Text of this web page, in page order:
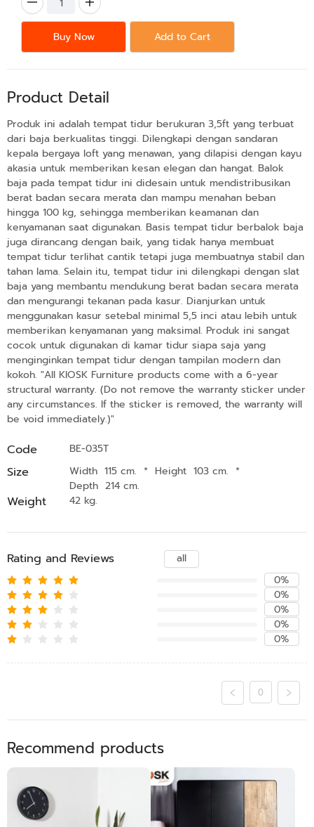
Buy Now Add to Cart
Product Detail
Produk ini adalah tempat tidur berukuran 3,5ft yang terbuat
dari baja berkualitas tinggi. Dilengkapi dengan sandaran
kepala bergaya loft yang menawan, yang dilapisi dengan kayu
akasia untuk memberikan kesan elegan dan hangat. Balok
baja pada tempat tidur ini didesain untuk mendistribusikan
berat badan secara merata dan mampu menahan beban
hingga 100 kg, sehingga memberikan keamanan dan
kenyamanan saat digunakan. Basis tempat tidur berbalok baja
juga dirancang dengan baik, yang tidak hanya membuat
tempat tidur terlihat cantik tetapi juga membuatnya stabil dan
tahan lama. Selain itu, tempat tidur ini dilengkapi dengan slat
baja yang membantu mendukung berat badan secara merata
dan mengurangi tekanan pada kasur. Dianjurkan untuk
menggunakan kasur setebal minimal 5,5 inci atau lebih untuk
memberikan kenyamanan yang maksimal. Produk ini sangat
cocok untuk digunakan di kamar tidur siapa saja yang
menginginkan tempat tidur dengan tampilan modern dan
kokoh. "All KIOSK Furniture products come with a 6-year
structural warranty. (Do not remove the warranty sticker under
any circumstances. If the sticker is removed, the warranty will
be void immediately.)"
Code BE-035T
Size Width 115 cm. * Height 103 cm. *
Depth 214 cm.
Weight 42 kg.
Rating and Reviews
all
0%
0%
0%
0%
0%
0
Recommend products